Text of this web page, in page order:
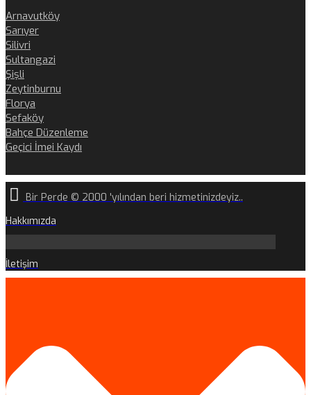
Arnavutköy
Sarıyer
Silivri
Sultangazi
Şişli
Zeytinburnu
Florya
Sefaköy
Bahçe Düzenleme
Geçici İmei Kaydı
Bir Perde © 2000 'yılından beri hizmetinizdeyiz..
Hakkımızda
İletişim